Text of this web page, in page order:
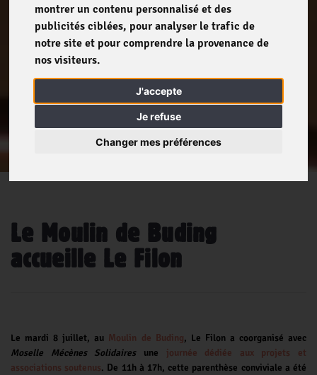
montrer un contenu personnalisé et des
publicités ciblées, pour analyser le trafic de
notre site et pour comprendre la provenance de
nos visiteurs.
J'accepte
Je refuse
Changer mes préférences
Le Moulin de Buding
accueille Le Filon
Le mardi 8 juillet, au Moulin de Buding, Le Filon a coorganisé avec
Moselle Mécènes Solidairesune journée dédiée aux projets et
associations soutenus. De 11h à 17h, cette parenthèse conviviale a été